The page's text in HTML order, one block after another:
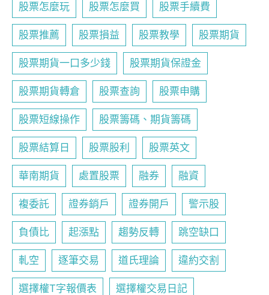
股票怎麼玩 股票怎麼買 股票手續費
股票推薦 股票損益 股票教學 股票期貨
股票期貨一口多少錢 股票期貨保證金
股票期貨轉倉 股票查詢 股票申購
股票短線操作 股票籌碼、期貨籌碼
股票結算日 股票股利 股票英文
華南期貨 處置股票 融券 融資
複委託 證券銷戶 證券開戶 警示股
負債比 起漲點 趨勢反轉 跳空缺口
軋空 逐筆交易 道氏理論 違約交割
選擇權T字報價表 選擇權交易日記